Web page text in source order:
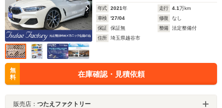
年式 2021年 走行 4.1万km
車検
'27/04 修復
なし
保証
保証無 整備
法定整備付
住所
埼玉県越谷市
無
料
在庫確認・見積依頼
販売店： つたえファクトリー